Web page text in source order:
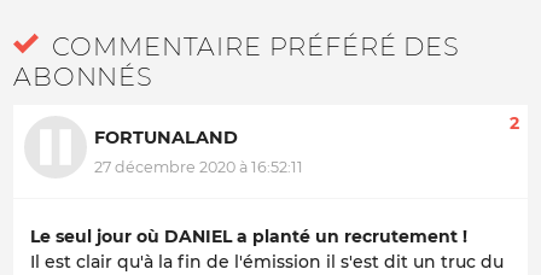
COMMENTAIRE PRÉFÉRÉ DES
ABONNÉS
FORTUNALAND
27 décembre 2020 à 16:52:11
2
Le seul jour où DANIEL a planté un recrutement !
Il est clair qu'à la fin de l'émission il s'est dit un truc du